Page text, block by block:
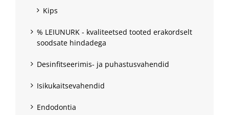
Kips
% LEIUNURK - kvaliteetsed tooted erakordselt
soodsate hindadega
Desinfitseerimis- ja puhastusvahendid
Isikukaitsevahendid
Endodontia